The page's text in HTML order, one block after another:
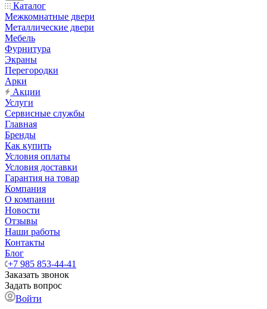
Каталог
Межкомнатные двери
Металлические двери
Мебель
Фурнитура
Экраны
Перегородки
Арки
Акции
Услуги
Сервисные службы
Главная
Бренды
Как купить
Условия оплаты
Условия доставки
Гарантия на товар
Компания
О компании
Новости
Отзывы
Наши работы
Контакты
Блог
+7 985 853-44-41
Заказать звонок
Задать вопрос
Войти